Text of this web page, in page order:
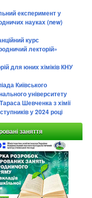
експеримент у
науках (new)
курс
лекторій»
для юних хіміків КНУ
Київського
університету
Шевченка з хімії
у 2024 році
заняття